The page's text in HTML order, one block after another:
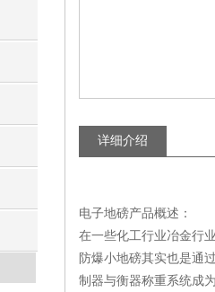
详细介绍
电子地磅产品概述：
在一些化工行业冶金行
防爆小地磅其实也是通
制器与衡器称重系统成